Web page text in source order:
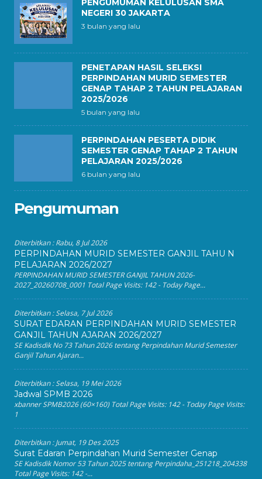
PENGUMUMAN KELULUSAN SMA
NEGERI 30 JAKARTA
3 bulan yang lalu
PENETAPAN HASIL SELEKSI
PERPINDAHAN MURID SEMESTER
GENAP TAHAP 2 TAHUN PELAJARAN
2025/2026
5 bulan yang lalu
PERPINDAHAN PESERTA DIDIK
SEMESTER GENAP TAHAP 2 TAHUN
PELAJARAN 2025/2026
6 bulan yang lalu
Pengumuman
Diterbitkan :Rabu, 8 Jul 2026
PERPINDAHAN MURID SEMESTER GANJIL TAHU N
PELAJARAN 2026/2027
PERPINDAHAN MURID SEMESTER GANJIL TAHUN 2026-
2027_20260708_0001 Total Page Visits: 142 - Today Page...
Diterbitkan :Selasa, 7 Jul 2026
SURAT EDARAN PERPINDAHAN MURID SEMESTER
GANJIL TAHUN AJARAN 2026/2027
SE Kadisdik No 73 Tahun 2026 tentang Perpindahan Murid Semester
Ganjil Tahun Ajaran...
Diterbitkan :Selasa, 19 Mei 2026
Jadwal SPMB 2026
xbanner SPMB2026 (60×160) Total Page Visits: 142 - Today Page Visits:
1
Diterbitkan :Jumat, 19 Des 2025
Surat Edaran Perpindahan Murid Semester Genap
SE Kadisdik Nomor 53 Tahun 2025 tentang Perpindaha_251218_204338
Total Page Visits: 142 -...